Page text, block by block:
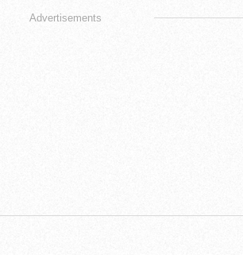
Advertisements